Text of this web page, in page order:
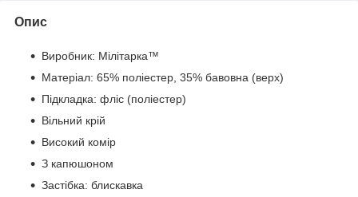
Опис
Виробник: Мілітарка™
Матеріал: 65% поліестер, 35% бавовна (верх)
Підкладка: фліс (поліестер)
Вільний крій
Високий комір
З капюшоном
Застібка: блискавка